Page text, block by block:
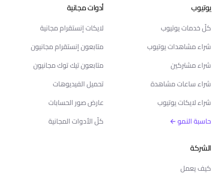
يوتيوب
كلّ خدمات يوتيوب
شراء مشاهدات يوتيوب
شراء مشتركين
شراء ساعات مشاهدة
شراء لايكات يوتيوب
حاسبة النمو ←
أدوات مجانية
لايكات إنستقرام مجانية
متابعون إنستقرام مجانيون
متابعون تيك توك مجانيون
تحميل الفيديوهات
عارض صور الحسابات
كلّ الأدوات المجانية
الشركة
كيف يعمل